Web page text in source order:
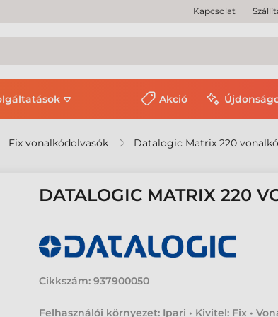
Kapcsolat
Akció
Fix vonalkódolvasók Datalogic Matrix 220
DATALOGIC MATRIX 220
Cikkszám: 937900050
Felhasználói környezet: Ipari • Kivitel: Fix •